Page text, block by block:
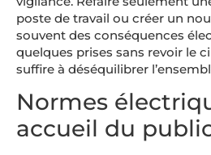
poste de travail ou créer un
souvent des conséquences
quelques prises sans revoir le
suffire à déséquilibrer
Normes
accueil du